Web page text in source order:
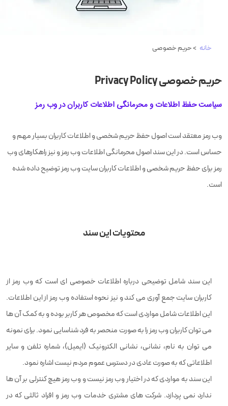
خانه > حریم خصوصی
حریم خصوصی Privacy Policy
سیاست حفظ اطلاعات و محرمانگی اطلاعات کاربران در وب رمز
وب رمز معتقد است اصول حفظ حریم شخصی و اطلاعات کاربران بسیار مهم و
حساس است. در این سند اصول محرمانگی اطلاعات وب رمز و نیز راهکارهای وب
رمز برای حفظ حریم شخصی و اطلاعات کاربران سایت وب رمز توضیح داده شده
است.
محتویات این سند
این سند شامل توضیحی درباره اطلاعات خصوصی ای است که وب رمز از
کاربران سایت جمع آوری می کند و نیز نحوه استفاده وب رمز از این اطلاعات.
این اطلاعات شامل مواردی است که مخصوص هر کاربر بوده و به کمک آن ها
می توان کاربران وب رمز را به صورت منحصر به فرد شناسایی نمود. برای نمونه
می توان به نام، نشانی، نشانی الکترونیک (ایمیل)، شماره تلفن و سایر
اطلاعاتی که به صورت عادی در دسترس عموم مردم نیست اشاره نمود.
این سند به مواردی که در اختیار وب رمز نیست و وب رمز هیچ کنترلی بر آن ها
ندارد نمی پردازد. شرکت های مشتری خدمات وب رمز و افراد ثالثی که در